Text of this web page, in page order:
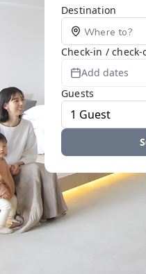
Destination
Check-in /
Add dates
Guests